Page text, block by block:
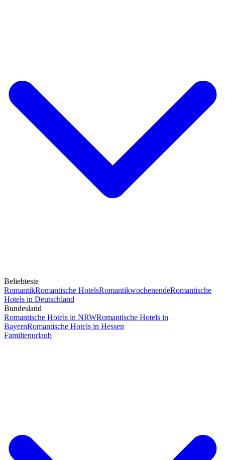
Beliebteste
RomantikRomantische HotelsRomantikwochenendeRomantische
Hotels in Deutschland
Bundesland
Romantische Hotels in NRWRomantische Hotels in
BayernRomantische Hotels in Hessen
Familienurlaub